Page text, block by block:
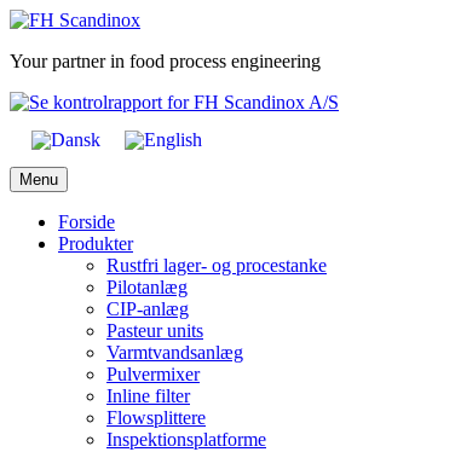
Skip
content
Your partner in food process engineering
Menu
Forside
Produkter
Rustfri lager- og procestanke
Pilotanlæg
CIP-anlæg
Pasteur units
Varmtvandsanlæg
Pulvermixer
Inline filter
Flowsplittere
Inspektionsplatforme